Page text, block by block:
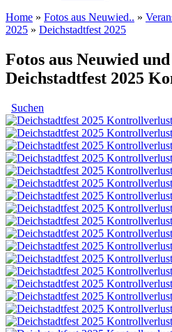
Home » Fotos aus Neuwied.. »
2025 » Deichstadtfest 2025
Fotos aus Neuwied
Deichstadtfest 2025
Suchen